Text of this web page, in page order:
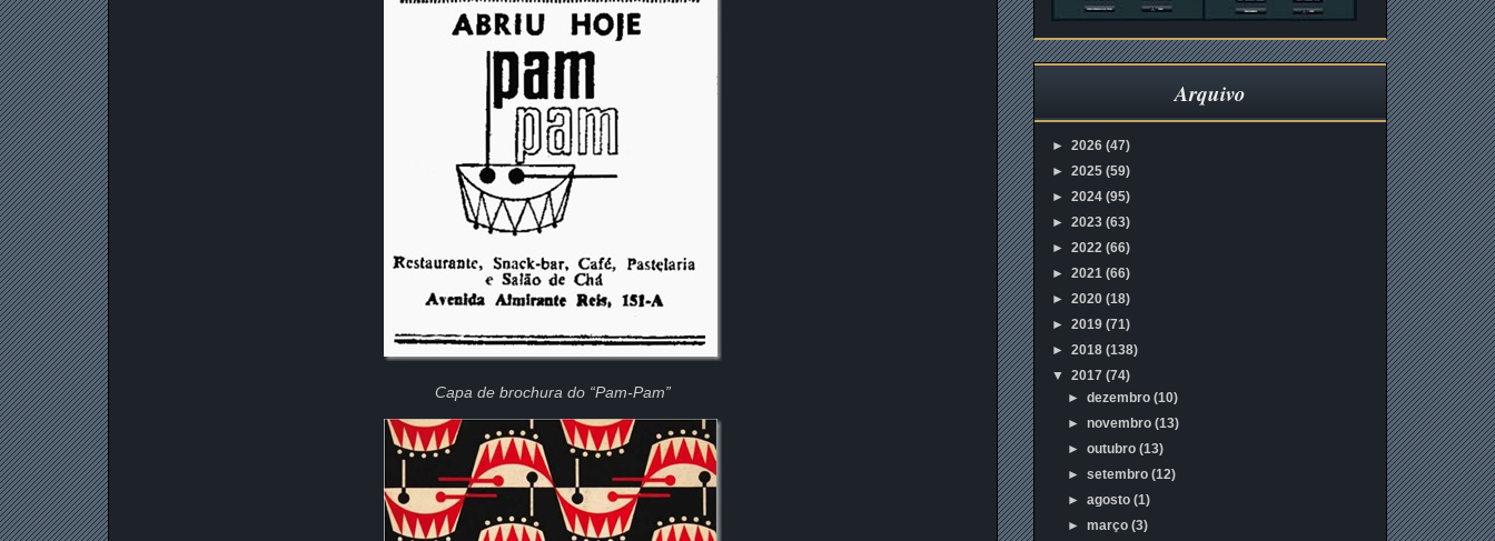
Capa de brochura do “Pam-Pam”
Arquivo
► 2026 (47)
► 2025 (59)
► 2024 (95)
► 2023 (63)
► 2022 (66)
► 2021 (66)
► 2020 (18)
► 2019 (71)
► 2018 (138)
▼ 2017 (74)
►dezembro(10)
►novembro(13)
►outubro(13)
►setembro(12)
►agosto(1)
►março(3)